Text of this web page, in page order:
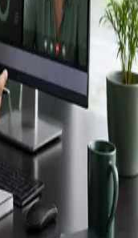
dermatology,
Ver perfis
se com especialistas